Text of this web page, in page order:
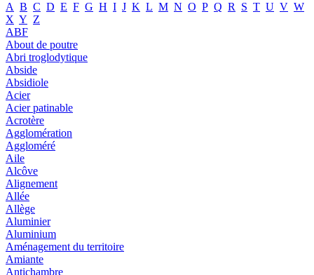
A B C D E F G H I J K L M N O P Q R S T U V W
X Y Z
ABF
About de poutre
Abri troglodytique
Abside
Absidiole
Acier
Acier patinable
Acrotère
Agglomération
Aggloméré
Aile
Alcôve
Alignement
Allée
Allège
Aluminier
Aluminium
Aménagement du territoire
Amiante
Antichambre